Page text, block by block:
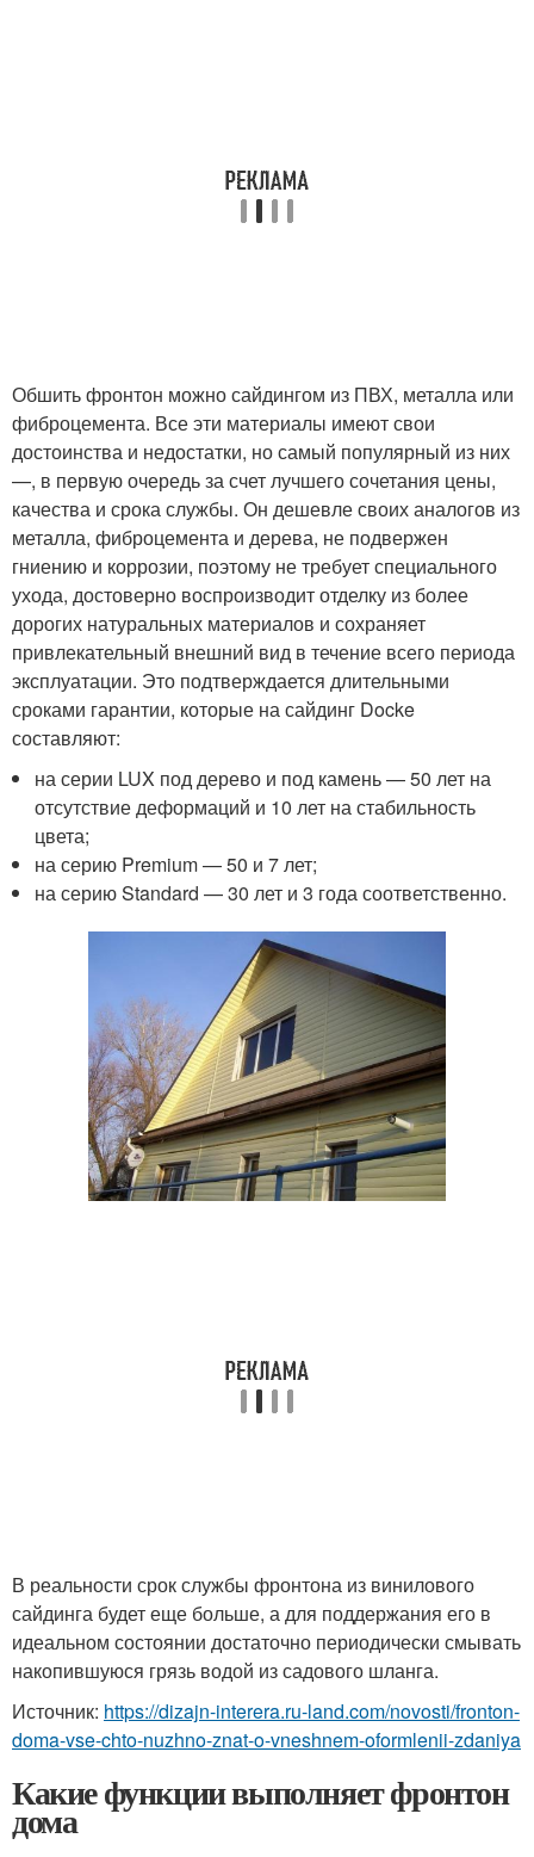
Обшить фронтон можно сайдингом из ПВХ, металла или
фиброцемента. Все эти материалы имеют свои
достоинства и недостатки, но самый популярный из них
—, в первую очередь за счет лучшего сочетания цены,
качества и срока службы. Он дешевле своих аналогов из
металла, фиброцемента и дерева, не подвержен
гниению и коррозии, поэтому не требует специального
ухода, достоверно воспроизводит отделку из более
дорогих натуральных материалов и сохраняет
привлекательный внешний вид в течение всего периода
эксплуатации. Это подтверждается длительными
сроками гарантии, которые на сайдинг Docke
составляют:
на серии LUX под дерево и под камень — 50 лет на
отсутствие деформаций и 10 лет на стабильность
цвета;
на серию Premium — 50 и 7 лет;
на серию Standard — 30 лет и 3 года соответственно.
В реальности срок службы фронтона из винилового
сайдинга будет еще больше, а для поддержания его в
идеальном состоянии достаточно периодически смывать
накопившуюся грязь водой из садового шланга.
Источник: https://dizajn-interera.ru-land.com/novosti/fronton-
doma-vse-chto-nuzhno-znat-o-vneshnem-oformlenii-zdaniya
Какие функции выполняет фронтон
дома